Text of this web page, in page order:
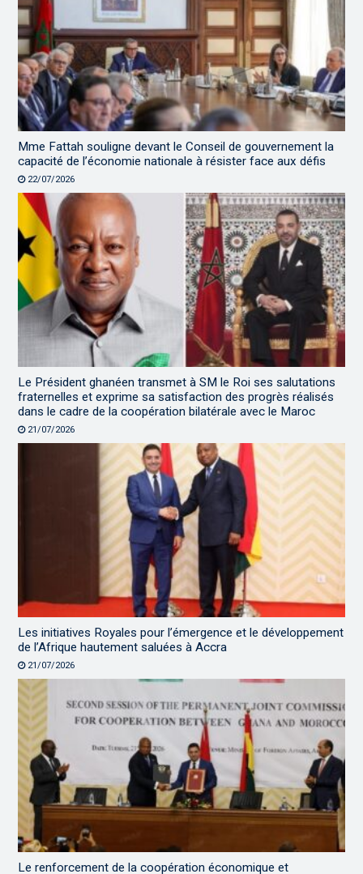
Mme Fattah souligne devant le Conseil de gouvernement la
capacité de l’économie nationale à résister face aux défis
22/07/2026
Le Président ghanéen transmet à SM le Roi ses salutations
fraternelles et exprime sa satisfaction des progrès réalisés
dans le cadre de la coopération bilatérale avec le Maroc
21/07/2026
Les initiatives Royales pour l’émergence et le développement
de l’Afrique hautement saluées à Accra
21/07/2026
Le renforcement de la coopération économique et